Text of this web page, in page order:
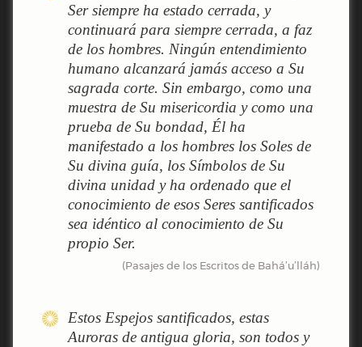
Ser siempre ha estado cerrada, y
continuará para siempre cerrada, a faz
de los hombres. Ningún entendimiento
humano alcanzará jamás acceso a Su
sagrada corte. Sin embargo, como una
muestra de Su misericordia y como una
prueba de Su bondad, Él ha
manifestado a los hombres los Soles de
Su divina guía, los Símbolos de Su
divina unidad y ha ordenado que el
conocimiento de esos Seres santificados
sea idéntico al conocimiento de Su
propio Ser.
(Pasajes de los Escritos de Bahá’u’lláh)
Estos Espejos santificados, estas
Auroras de antigua gloria, son todos y